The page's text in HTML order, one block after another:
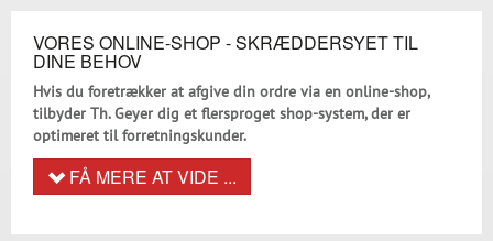
VORES ONLINE-SHOP - SKRÆDDERSYET TIL
DINE BEHOV
Hvis du foretrækker at afgive din ordre via en online-shop,
tilbyder Th. Geyer dig et flersproget shop-system, der er
optimeret til forretningskunder.
FÅ MERE AT VIDE ...